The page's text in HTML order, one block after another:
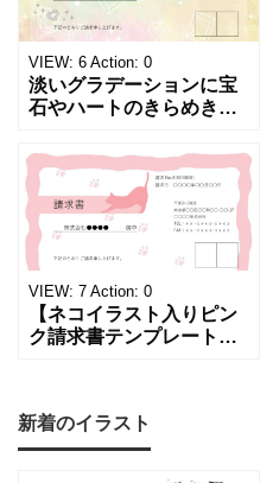
VIEW: 6 Action: 0
淡いグラデーションに宝
石やハートのきらめきを
チックな請求書雛形で
す。パステルピンクやラ
ベンダーの色彩がやわら
かな質感を生み出し、受
け取った相手の心をくす
ぐる特別な仕上がりとな
っています。 ハンドメイ
ド雑貨、コスメブラン
VIEW: 7 Action: 0
【ネコイラスト入りピン
ク請求書テンプレート
ーの猫デザイン請求書雛
形です。波打ちフレーム
新着のイラスト